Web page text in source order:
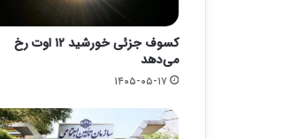
کسوف جزئی خورشید ۱۲ اوت رخ
می‌دهد
۱۴۰۵-۰۵-۱۷